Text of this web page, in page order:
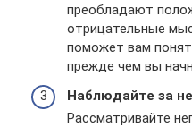
преобладают
отрицательные
поможет вам
прежде чем вы
Наблюдайте за
Рассматривайте